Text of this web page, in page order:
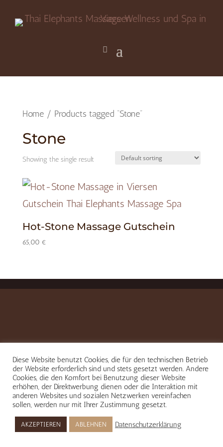
Home/ Products tagged “Stone”
Stone
Showing the single result
Hot-Stone Massage Gutschein
65,00 €
Diese Website benutzt Cookies, die für den technischen Betrieb
der Website erforderlich sind und stets gesetzt werden. Andere
Cookies, die den Komfort bei Benutzung dieser Website
erhöhen, der Direktwerbung dienen oder die Interaktion mit
anderen Websites und sozialen Netzwerken vereinfachen
sollen, werden nur mit Ihrer Zustimmung gesetzt.
AKZEPTIEREN ABLEHNEN Datenschutzerklärung